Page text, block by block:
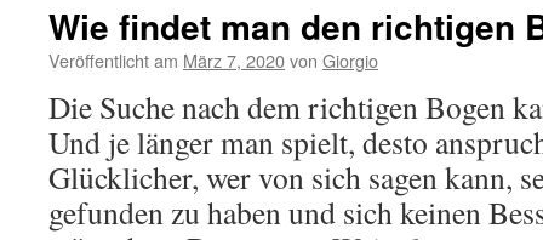
Johnson
Wie findet man den richtigen
Veröffentlicht am März 7, 2020von Giorgio
Die Suche nach dem richtigen Bogen
Und je länger man spielt, desto
Glücklicher, wer von sich sagen kann,
gefunden zu haben und sich keinen